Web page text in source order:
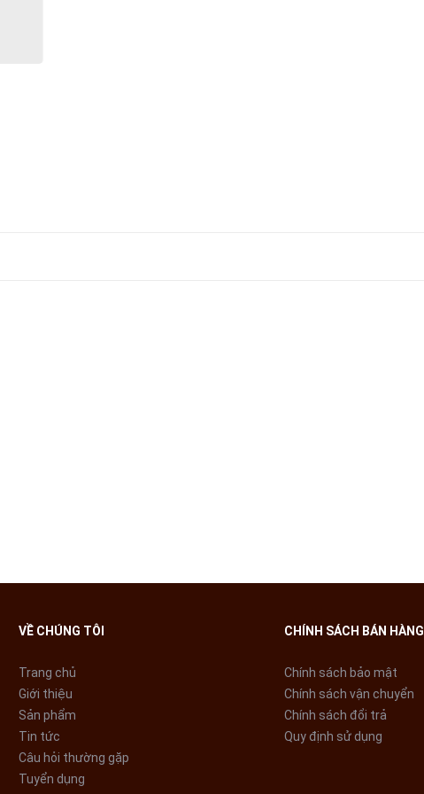
VỀ CHÚNG TÔI
Trang chủ
Giới thiệu
Sản phẩm
Tin tức
Câu hỏi thường gặp
Tuyển dụng
CHÍNH SÁCH BÁN HÀNG
Chính sách bảo mật
Chính sách vận chuyển
Chính sách đổi trả
Quy định sử dụng